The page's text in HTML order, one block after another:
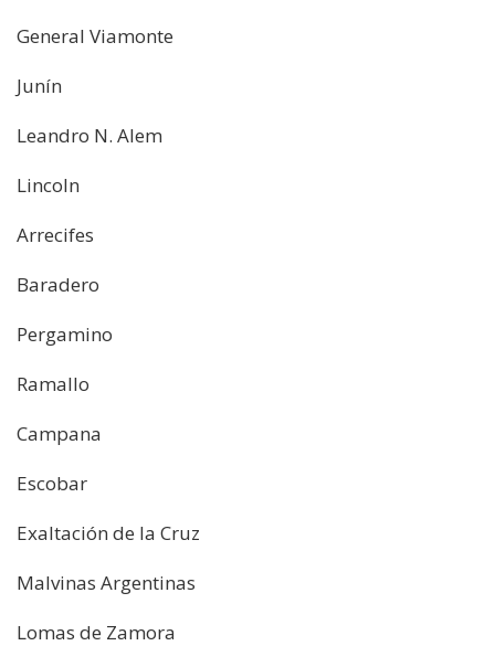
General Viamonte
Junín
Leandro N. Alem
Lincoln
Arrecifes
Baradero
Pergamino
Ramallo
Campana
Escobar
Exaltación de la Cruz
Malvinas Argentinas
Lomas de Zamora